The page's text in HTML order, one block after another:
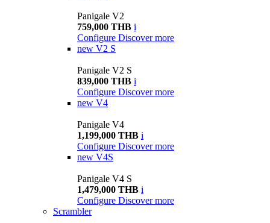
Panigale V2
759,000 THB i
Configure Discover more
new V2 S
Panigale V2 S
839,000 THB i
Configure Discover more
new V4
Panigale V4
1,199,000 THB i
Configure Discover more
new V4S
Panigale V4 S
1,479,000 THB i
Configure Discover more
Scrambler